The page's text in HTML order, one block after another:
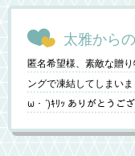
太雅から
匿名希望様、素敵な贈
ングで凍結してしまい
ω・´)ｷﾘｯ ありがとうご